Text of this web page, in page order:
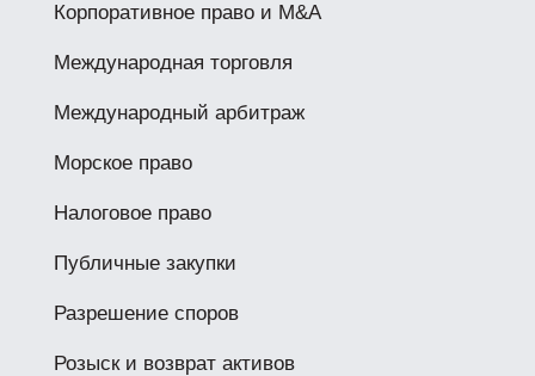
Корпоративное право и M&A
Международная торговля
Международный арбитраж
Морское право
Налоговое право
Публичные закупки
Разрешение споров
Розыск и возврат активов